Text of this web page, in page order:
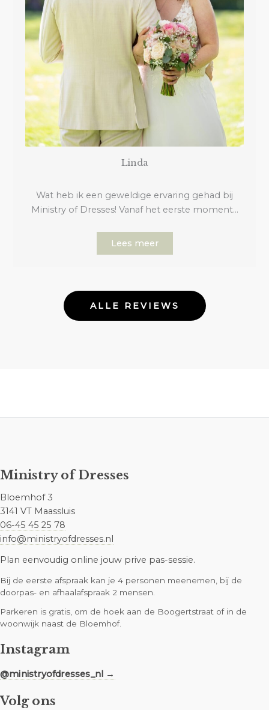
Linda
Wat heb ik een geweldige ervaring gehad bij
Ministry of Dresses! Vanaf het eerste moment…
Lees meer
ALLE REVIEWS
Ministry of Dresses
Bloemhof 3
3141 VT Maassluis
06-45 45 25 78
info@ministryofdresses.nl
Plan eenvoudig online jouw prive pas-sessie.
Bij de eerste afspraak kan je 4 personen meenemen, bij de
doorpas- en afhaalafspraak 2 mensen.
Parkeren is gratis, om de hoek aan de Boogertstraat of in de
woonwijk naast de Bloemhof.
Instagram
@ministryofdresses_nl →
Volg ons